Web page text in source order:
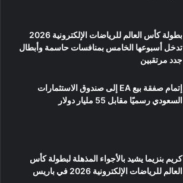
بطولة كأس العالم للرياضات الإلكترونية 2026
تدخل أسبوعها الخامس بمنافسات حاسمة وأبطال
جدد مرتقبين
إتمام صفقة بيع EA إلى صندوق الاستثمارات
السعودي رسميًا مقابل 55 مليار دولار
كريم بنزيما يشيد بالأجواء المذهلة لبطولة كأس
العالم للرياضات الإلكترونية 2026 في باريس